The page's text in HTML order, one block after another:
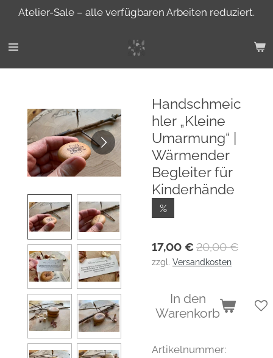
Zum
springen
Atelier-Sale – alle verfügbaren Arbeiten reduziert.
Handschmeic
hler „Kleine
Umarmung“ |
Wärmender
Begleiter für
Kinderhände
%
17,00 € 20,00 €
zzgl. Versandkosten
In den
Warenkorb
Artikelnummer: